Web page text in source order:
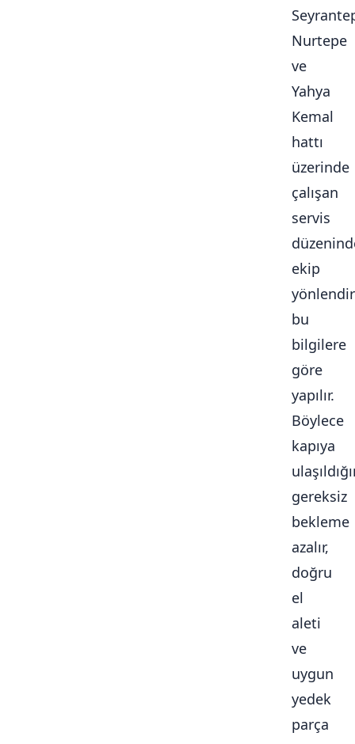
Nurtepe
ve
Yahya
Kemal
hattı
üzerinde
çalışan
servis
ekip
bu
bilgilere
göre
yapılır.
Böylece
kapıya
gereksiz
bekleme
azalır,
doğru
el
aleti
ve
uygun
yedek
parça